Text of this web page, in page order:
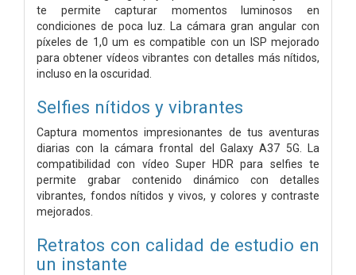
te permite capturar momentos luminosos en
condiciones de poca luz. La cámara gran angular con
píxeles de 1,0 um es compatible con un ISP mejorado
para obtener vídeos vibrantes con detalles más nítidos,
incluso en la oscuridad.
Selfies nítidos y vibrantes
Captura momentos impresionantes de tus aventuras
diarias con la cámara frontal del Galaxy A37 5G. La
compatibilidad con vídeo Super HDR para selfies te
permite grabar contenido dinámico con detalles
vibrantes, fondos nítidos y vivos, y colores y contraste
mejorados.
Retratos con calidad de estudio en
un instante